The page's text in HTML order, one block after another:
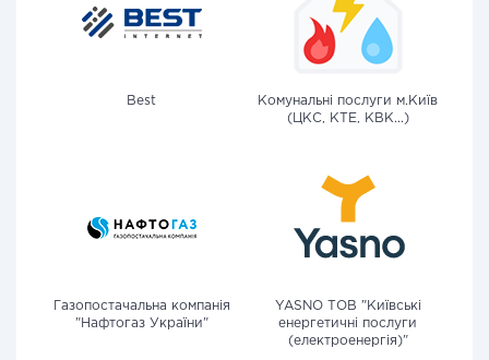
Best
Комунальні послуги м.Київ
(ЦКС, КТЕ, КВК...)
Газопостачальна компанія
"Нафтогаз України"
YASNO ТОВ "Київські
енергетичні послуги
(електроенергія)"